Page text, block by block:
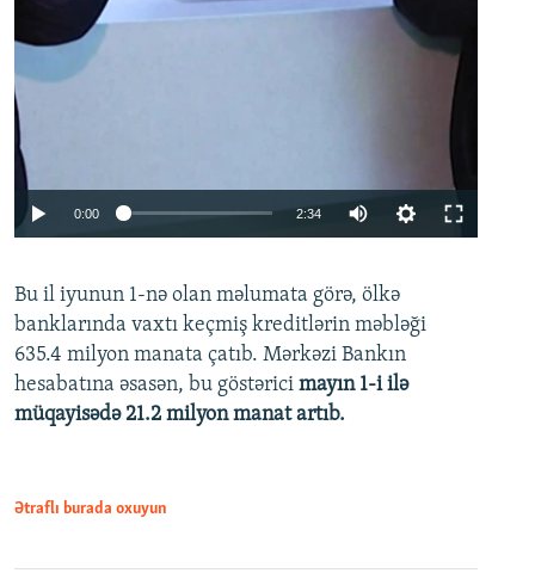
0:00 2:34
360p
480p
720p
Bu il iyunun 1-nə olan məlumata görə, ölkə
banklarında vaxtı keçmiş kreditlərin məbləği
635.4 milyon manata çatıb. Mərkəzi Bankın
hesabatına əsasən, bu göstərici mayın 1-i ilə
müqayisədə 21.2 milyon manat artıb.
Ətraflı burada oxuyun